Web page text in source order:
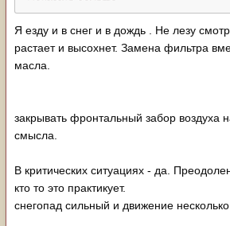
зимний период
Были у вас такие эксперименты?
Я езду и в снег и в дождь . Не лезу
растает и высохнет. Замена фильтра
масла.
закрывать фронтальный забор воздуха
смысла.
В критических ситуациях - да.
кто то это практикует.
снегопад сильный и движение